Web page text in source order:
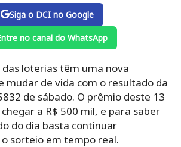
Siga o DCI no Google
no canal do WhatsApp
loterias têm uma nova
mudar de vida com o resultado da
de sábado. O prêmio deste 13
a R$ 500 mil, e para saber
do dia basta continuar
sorteio em tempo real.